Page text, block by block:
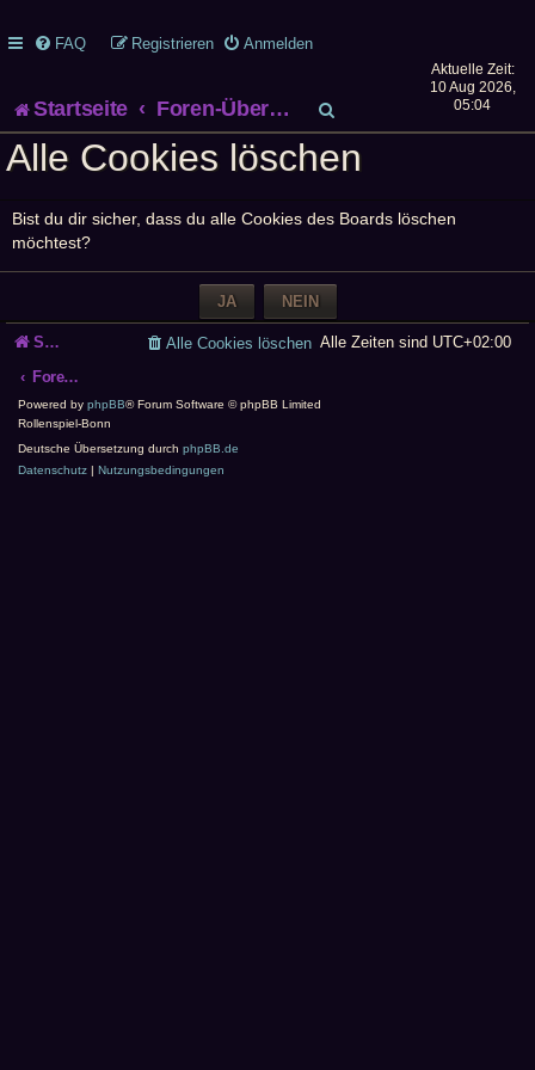
FAQ Anmelden
Registrieren
Startseite Foren-Übersicht
u
Aktuelle Zeit:
10 Aug 2026,
05:04
Alle Cookies löschen
Bist du dir sicher, dass du alle Cookies des Boards löschen
möchtest?
Startseite
Foren-Übersicht
Alle Zeiten sind UTC+02:00
Alle Cookies löschen
Powered by phpBB® Forum Software © phpBB Limited
Rollenspiel-Bonn
Deutsche Übersetzung durch phpBB.de
Datenschutz
Nutzungsbedingungen